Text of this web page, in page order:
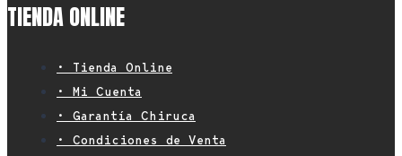
TIENDA ONLINE
• Tienda Online
• Mi Cuenta
• Garantía Chiruca
• Condiciones de Venta